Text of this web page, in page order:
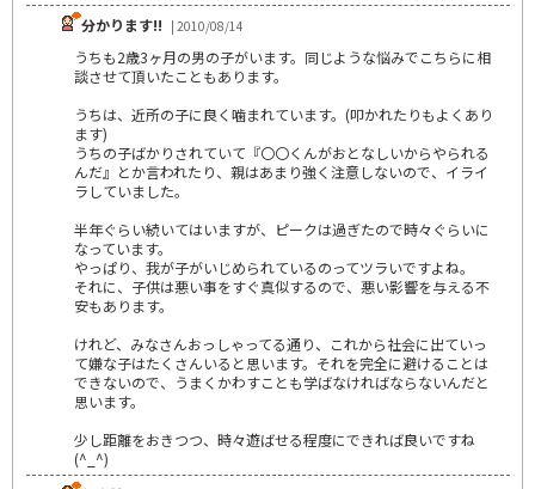
分かります!! | 2010/08/14
うちも2歳3ヶ月の男の子がいます。同じような悩みでこちらに相
談させて頂いたこともあります。
うちは、近所の子に良く噛まれています。(叩かれたりもよくあり
ます)
うちの子ばかりされていて『〇〇くんがおとなしいからやられる
んだ』とか言われたり、親はあまり強く注意しないので、イライ
ラしていました。
半年ぐらい続いてはいますが、ピークは過ぎたので時々ぐらいに
なっています。
やっぱり、我が子がいじめられているのってツラいですよね。
それに、子供は悪い事をすぐ真似するので、悪い影響を与える不
安もあります。
けれど、みなさんおっしゃってる通り、これから社会に出ていっ
て嫌な子はたくさんいると思います。それを完全に避けることは
できないので、うまくかわすことも学ばなければならないんだと
思います。
少し距離をおきつつ、時々遊ばせる程度にできれば良いですね
(^_^)